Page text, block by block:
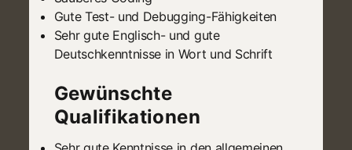
Gute Test- und Debugging-Fähigkeiten
Sehr gute Englisch- und gute
Deutschkenntnisse in Wort und Schrift
Gewünschte
Qualifikationen